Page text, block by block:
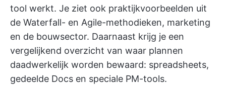
tool werkt. Je ziet ook praktijkvoorbeelden uit
de Waterfall- en Agile-methodieken, marketing
en de bouwsector. Daarnaast krijg je een
vergelijkend overzicht van waar plannen
daadwerkelijk worden bewaard: spreadsheets,
gedeelde Docs en speciale PM-tools.